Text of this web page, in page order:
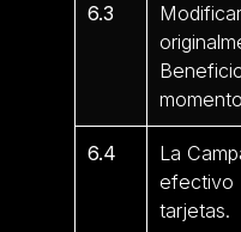
6.3
6.4
La
tarjetas.